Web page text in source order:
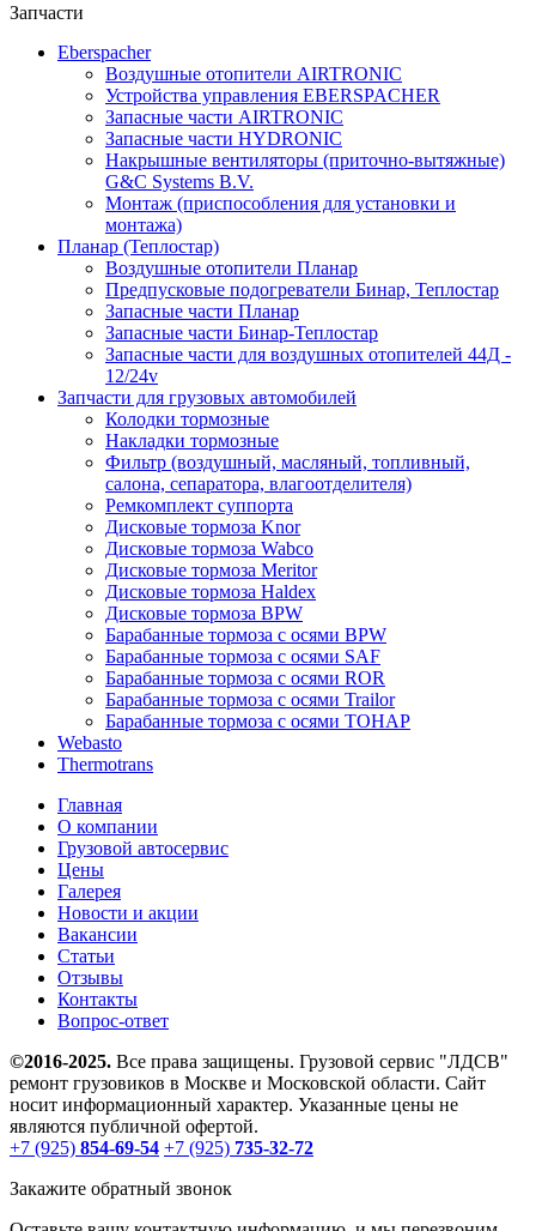
Запчасти
Eberspacher
Воздушные отопители AIRTRONIC
Устройства управления EBERSPACHER
Запасные части AIRTRONIC
Запасные части HYDRONIC
Накрышные вентиляторы (приточно-вытяжные)
G&C Systems B.V.
Монтаж (приспособления для установки и
монтажа)
Планар (Теплостар)
Воздушные отопители Планар
Предпусковые подогреватели Бинар, Теплостар
Запасные части Планар
Запасные части Бинар-Теплостар
Запасные части для воздушных отопителей 44Д -
12/24v
Запчасти для грузовых автомобилей
Колодки тормозные
Накладки тормозные
Фильтр (воздушный, масляный, топливный,
салона, сепаратора, влагоотделителя)
Ремкомплект суппорта
Дисковые тормоза Knor
Дисковые тормоза Wabco
Дисковые тормоза Meritor
Дисковые тормоза Haldex
Дисковые тормоза BPW
Барабанные тормоза с осями BPW
Барабанные тормоза с осями SAF
Барабанные тормоза с осями ROR
Барабанные тормоза с осями Trailor
Барабанные тормоза с осями ТОНАР
Webasto
Thermotrans
Главная
О компании
Грузовой автосервис
Цены
Галерея
Новости и акции
Вакансии
Статьи
Отзывы
Контакты
Вопрос-ответ
©2016-2025. Все права защищены. Грузовой сервис "ЛДСВ"
ремонт грузовиков в Москве и Московской области. Сайт
носит информационный характер. Указанные цены не
являются публичной офертой.
+7 (925) 854-69-54 +7 (925) 735-32-72
Закажите обратный звонок